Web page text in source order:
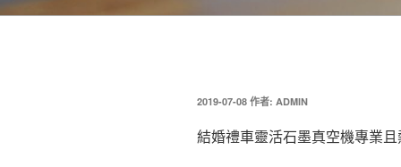
發
於
2019-07-08 作者: ADMIN
結婚禮車靈活石墨真空機專業